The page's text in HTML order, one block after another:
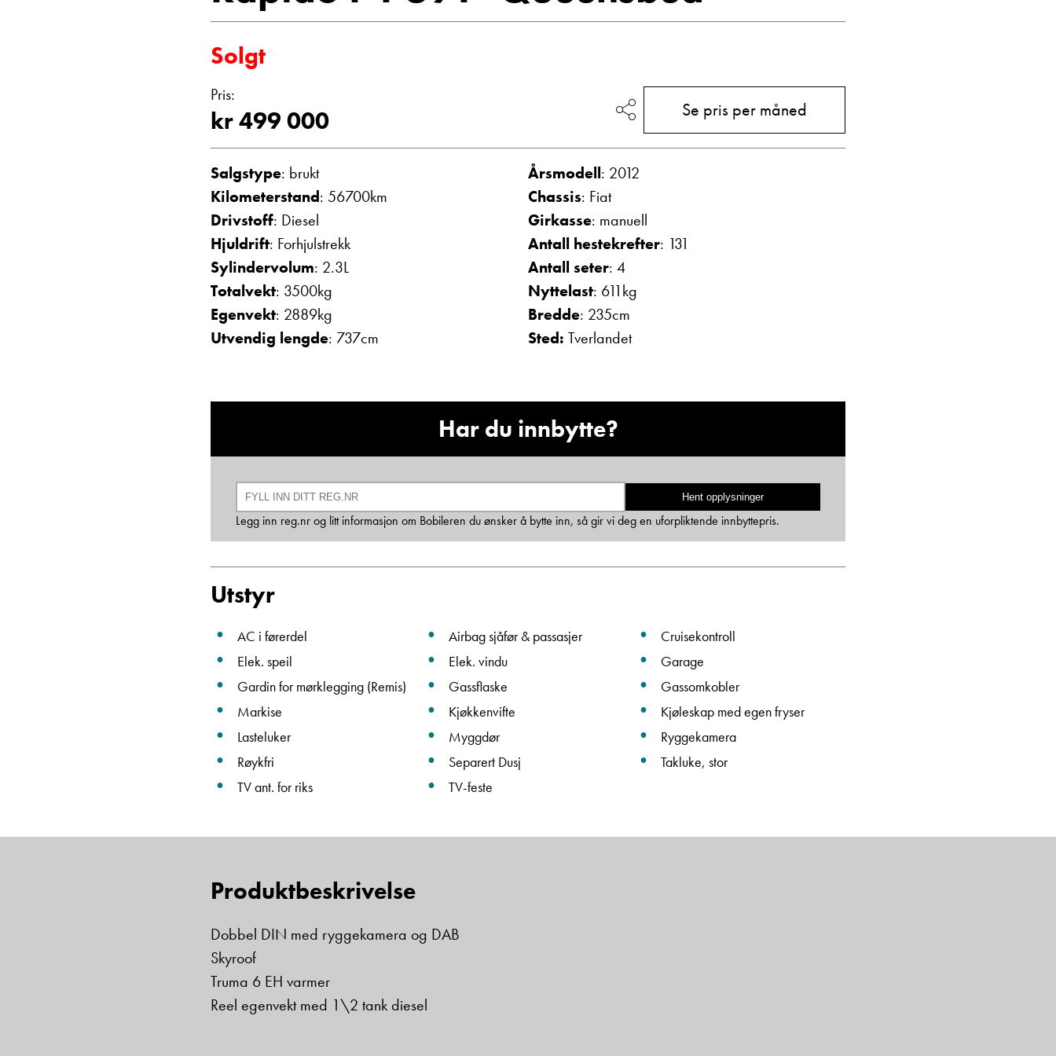
Einar Fylling
Bilmekaniker
Frode Hoff Lund
Vis telefon
Vis epost
Lurer du på noe? Spør!
Navn
Denne siden er beskyttet av reCAPTCHA og Google
Solgt
Pris:
kr 499 000 Se pris per måned
Salgstype: brukt Årsmodell: 2012
Kilometerstand: 56700km Chassis: Fiat
Drivstoff: Diesel Girkasse: manuell
Hjuldrift: Forhjulstrekk Antall hestekrefter: 131
Sylindervolum: 2.3L Antall seter: 4
Totalvekt: 3500kg Nyttelast: 611kg
Egenvekt: 2889kg Bredde: 235cm
Utvendig lengde: 737cm Sted: Tverlandet
Har du innbytte?
Hent opplysninger
Legg inn reg.nr og litt informasjon om Bobileren du ønsker å bytte inn, så gir vi deg en uforpliktende innbyttepris.
Utstyr
AC i førerdel Airbag sjåfør & passasjer
Cruisekontroll
Elek. speil
Elek. vindu
Garage
Gardin for mørklegging (Remis)
Gassflaske
Gassomkobler
Markise
Kjøkkenvifte
Kjøleskap med egen fryser
Lasteluker
Myggdør
Ryggekamera
Røykfri
Separert Dusj
Takluke, stor
TV ant. for riks
TV-feste
Produktbeskrivelse
Dobbel DIN med ryggekamera og DAB
Skyroof
Truma 6 EH varmer
Reel egenvekt med 1\2 tank diesel